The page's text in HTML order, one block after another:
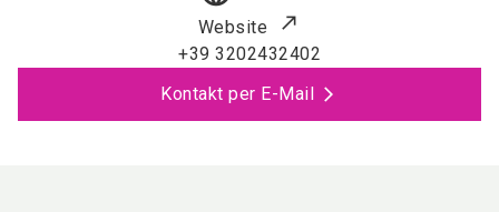
Website
+39 3202432402
Kontakt per E-Mail